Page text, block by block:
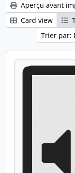
Aperçu avant
Card view
Trier par: